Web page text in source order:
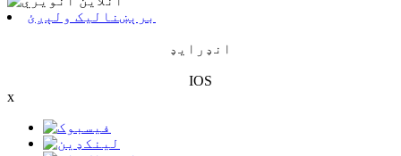
برېښنالیک ولېږئ
انډرایډ
IOS
x